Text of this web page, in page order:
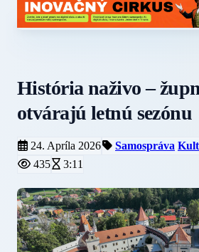
História naživo –
otvárajú letnú sezónu
24. Apríla 2026 Samospráva
435
3:11